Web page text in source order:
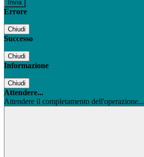
Errore
Chiudi
Successo
Chiudi
Informazione
Chiudi
Attendere...
Attendere il completamento dell'operazione...